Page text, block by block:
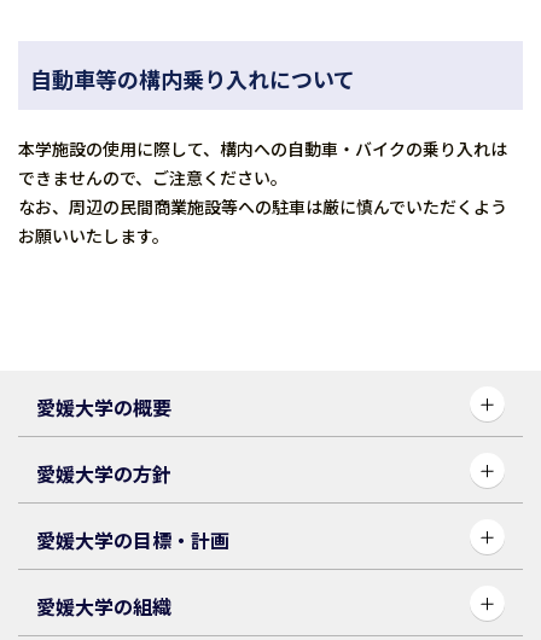
愛媛大学の概要
愛媛大学の方針
愛媛大学の目標・計画
愛媛大学の組織
自動車等の構内乗り入れについて
本学施設の使用に際して、構内への自動車・バイクの乗り入れは
できませんので、ご注意ください。
なお、周辺の民間商業施設等への駐車は厳に慎んでいただくよう
お願いいたします。